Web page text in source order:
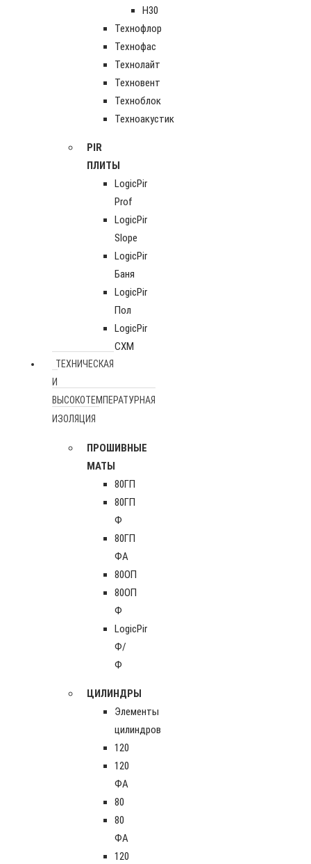
Н30
Технофлор
Технофас
Технолайт
Техновент
Техноблок
Техноакустик
PIR
ПЛИТЫ
LogicPir
Prof
LogicPir
Slope
LogicPir
Баня
LogicPir
Пол
LogicPir
СХМ
ТЕХНИЧЕСКАЯ
И
ВЫСОКОТЕМПЕРАТУРНАЯ
ИЗОЛЯЦИЯ
ПРОШИВНЫЕ
МАТЫ
80ГП
80ГП
Ф
80ГП
ФА
80ОП
80ОП
Ф
LogicPir
Ф/
Ф
ЦИЛИНДРЫ
Элементы
цилиндров
120
120
ФА
80
80
ФА
120